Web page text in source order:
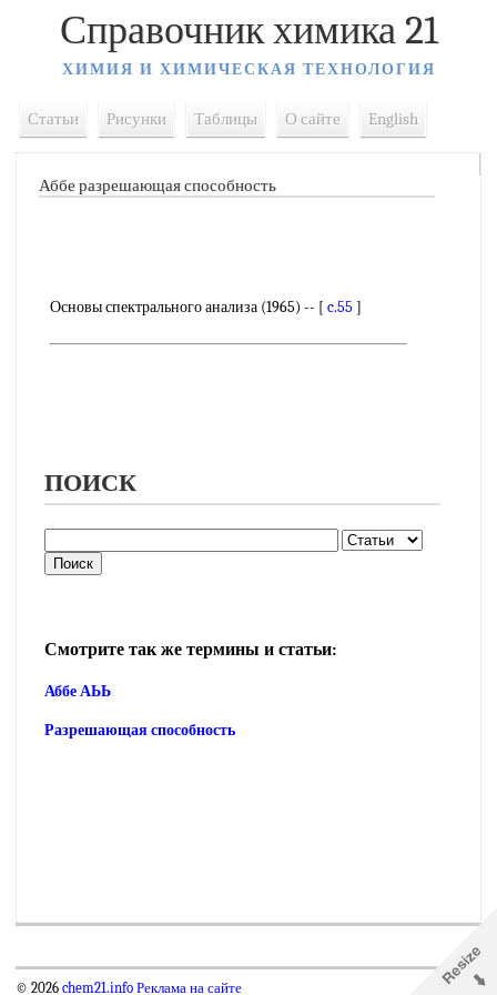
Справочник химика 21
ХИМИЯ И ХИМИЧЕСКАЯ ТЕХНОЛОГИЯ
Статьи Рисунки Таблицы О сайте English
Аббе разрешающая способность
Основы спектрального анализа (1965) -- [ c.55 ]
ПОИСК
Смотрите так же термины и статьи:
Аббе АЬЬ
Разрешающая способность
© 2026 chem21.info Реклама на сайте